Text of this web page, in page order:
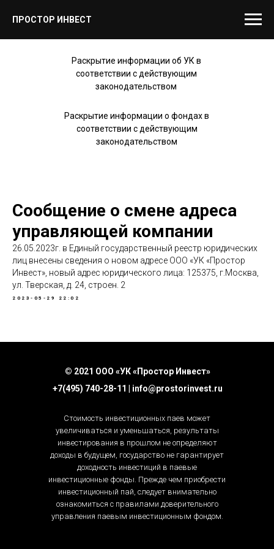
ПРОСТОР ИНВЕСТ
Раскрытие информации об УК в
соответствии с действующим
законодательством
Раскрытие информации о фондах в
соответствии с действующим
законодательством
Сообщение о смене адреса
управляющей компании
26.05.2023г. в Единый государственный реестр юридических
лиц внесены сведения о новом адресе ООО «УК «Простор
Инвест», новый адрес юридического лица: 125375, г.Москва,
ул. Тверская, д. 24, строен. 2
2023-05-29 22:02
Стоимость инвестиционных паев может
увеличиваться и уменьшаться, результаты
инвестирования в прошлом не определяют
доходы в будущем, государство не гарантирует
доходность инвестиций в паевые
инвестиционные фонды. Прежде чем приобрести
инвестиционный пай, следует внимательно
ознакомиться с правилами доверительного
управления паевым инвестиционным фондом.
© 2021 ООО «УК «Простор Инвест»
+7(495) 740-28-11 | info@prostorinvest.ru